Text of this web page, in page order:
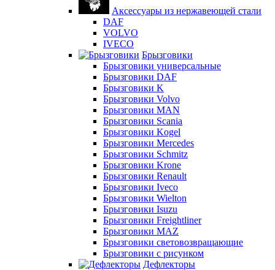
Аксессуары из нержавеющей стали
DAF
VOLVO
IVECO
Брызговики
Брызговики универсальные
Брызговики DAF
Брызговики K
Брызговики Volvo
Брызговики MAN
Брызговики Scania
Брызговики Kogel
Брызговики Mercedes
Брызговики Schmitz
Брызговики Krone
Брызговики Renault
Брызговики Iveco
Брызговики Wielton
Брызговики Isuzu
Брызговики Freightliner
Брызговики MAZ
Брызговики световозвращающие
Брызговики с рисунком
Дефлекторы